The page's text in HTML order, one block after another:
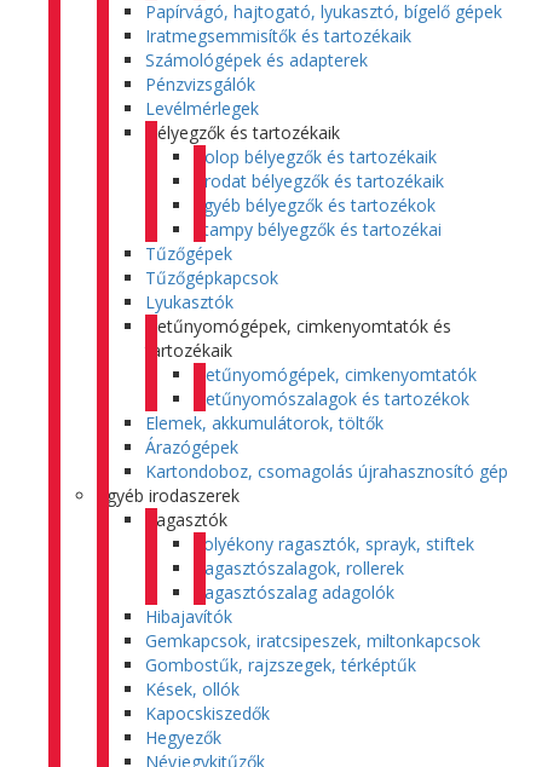
Papírvágó, hajtogató, lyukasztó, bígelő gépek
Iratmegsemmisítők és tartozékaik
Számológépek és adapterek
Pénzvizsgálók
Levélmérlegek
Bélyegzők és tartozékaik
Colop bélyegzők és tartozékaik
Trodat bélyegzők és tartozékaik
Egyéb bélyegzők és tartozékok
Stampy bélyegzők és tartozékai
Tűzőgépek
Tűzőgépkapcsok
Lyukasztók
Betűnyomógépek, cimkenyomtatók és
tartozékaik
Betűnyomógépek, cimkenyomtatók
Betűnyomószalagok és tartozékok
Elemek, akkumulátorok, töltők
Árazógépek
Kartondoboz, csomagolás újrahasznosító gép
Egyéb irodaszerek
Ragasztók
Folyékony ragasztók, sprayk, stiftek
Ragasztószalagok, rollerek
Ragasztószalag adagolók
Hibajavítók
Gemkapcsok, iratcsipeszek, miltonkapcsok
Gombostűk, rajzszegek, térképtűk
Kések, ollók
Kapocskiszedők
Hegyezők
Névjegykitűzők